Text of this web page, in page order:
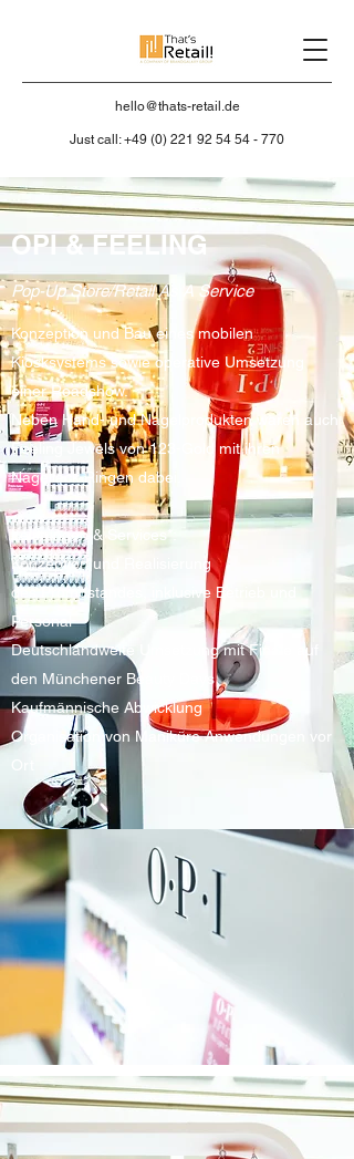
hello@thats-retail.de
Just call:+49 (0) 221 92 54 54 - 770
OPI & FEELING
Pop-Up Store/Retail As A Service
Konzeption und Bau eines mobilen
Kiosksystems sowie operative Umsetzung
einer Roadshow.
Neben Hand- und Nagelprodukten waren auch
Feeling Jewels von 123-Gold mit ihren
Nagellack Ringen dabei.
Leistungen & Services*:
Konzeption und Realisierung
des Promostandes, inklusive Betrieb und
Personal
Deutschlandweite Umsetzung mit Finale auf
den Münchener Beauty Days
Kaufmännische Abwicklung
Organisation von Maniküre Anwendungen vor